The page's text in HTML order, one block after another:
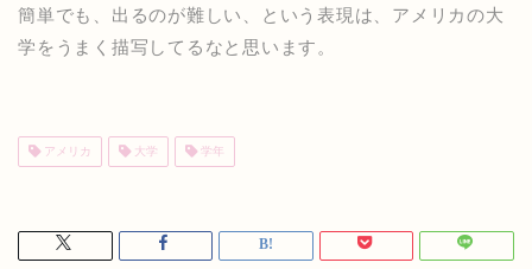
簡単でも、出るのが難しい、という表現は、アメリカの大
学をうまく描写してるなと思います。
アメリカ 大学 学年